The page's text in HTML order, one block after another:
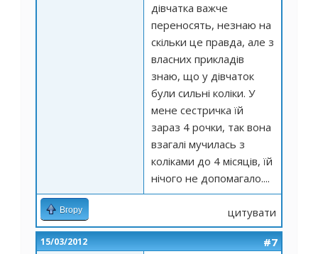
дівчатка важче
переносять, незнаю на
скільки це правда, але з
власних прикладів
знаю, що у дівчаток
були сильні коліки. У
мене сестричка їй
зараз 4 рочки, так вона
взагалі мучилась з
коліками до 4 місяців, їй
нічого не допомагало....
Вгору цитувати
15/03/2012 #7